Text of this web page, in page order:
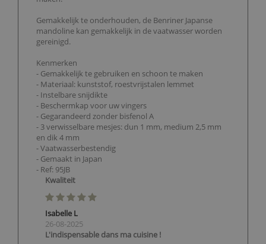
Gemakkelijk te onderhouden, de Benriner Japanse
mandoline kan gemakkelijk in de vaatwasser worden
gereinigd.
Kenmerken
- Gemakkelijk te gebruiken en schoon te maken
- Materiaal: kunststof, roestvrijstalen lemmet
- Instelbare snijdikte
- Beschermkap voor uw vingers
- Gegarandeerd zonder bisfenol A
- 3 verwisselbare mesjes: dun 1 mm, medium 2,5 mm
en dik 4 mm
- Vaatwasserbestendig
- Gemaakt in Japan
- Ref: 95JB
Kwaliteit
Isabelle L
26-08-2025
L'indispensable dans ma cuisine !